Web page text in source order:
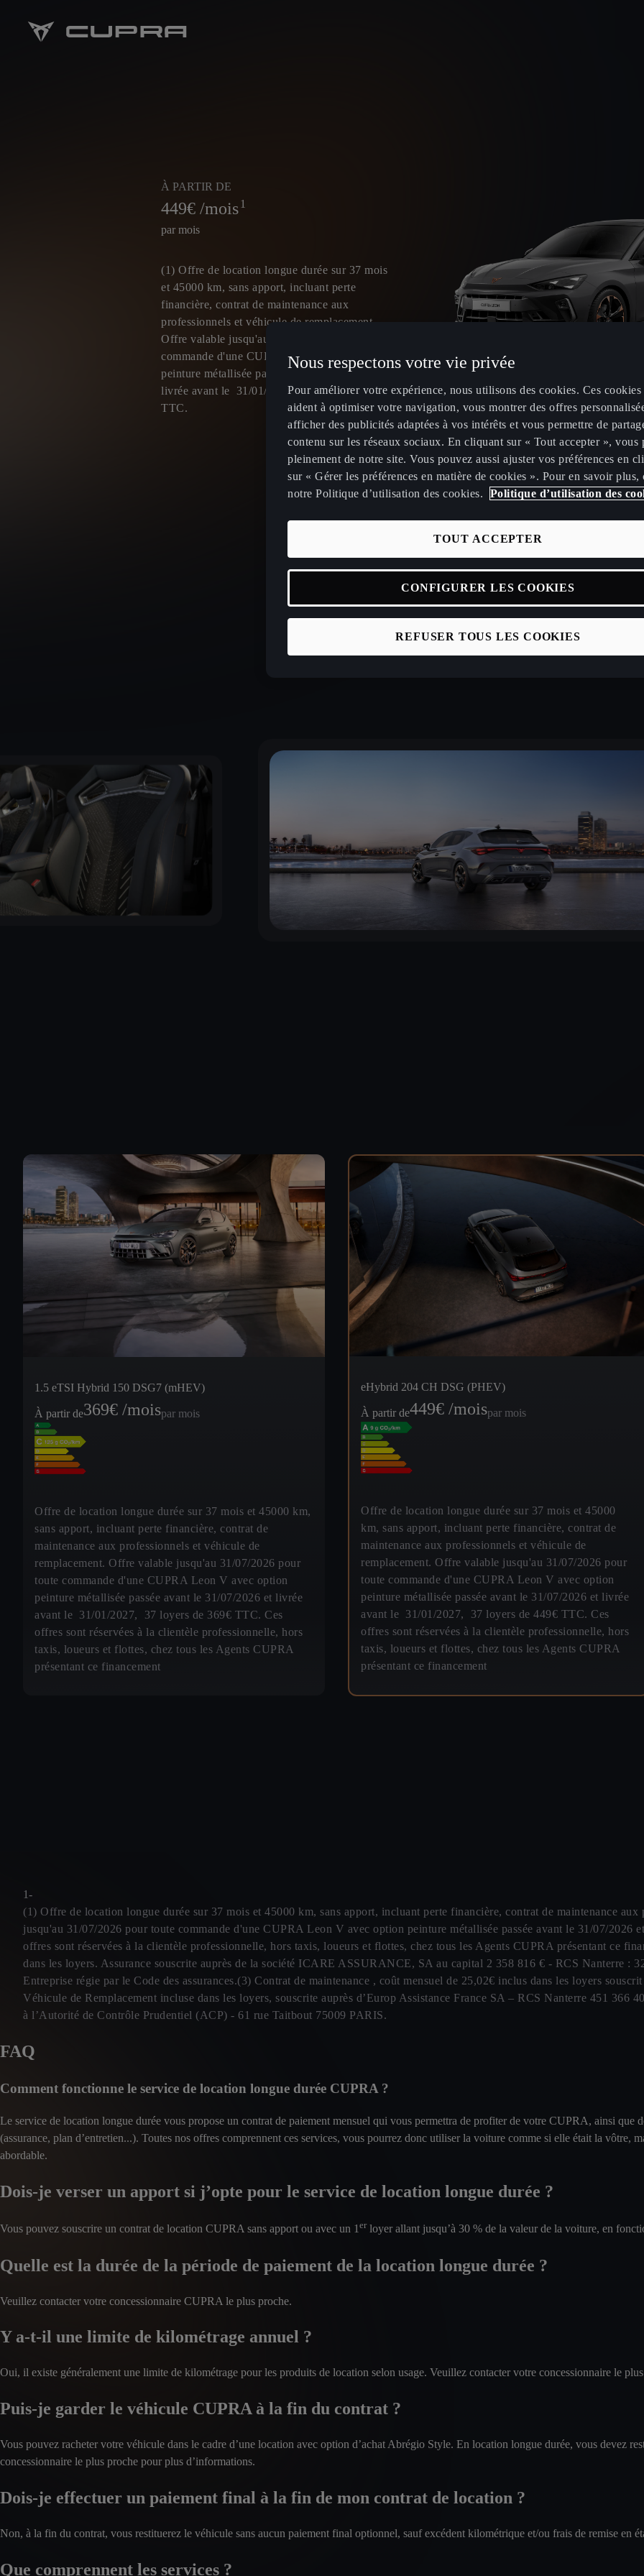
À PARTIR DE
449€ /mois1
par mois
(1) Offre de location longue durée sur 37 mois
et 45000 km, sans apport, incluant perte
financière, contrat de maintenance aux
professionnels et véhicule de remplacement.
Offre valable jusqu'au 31/07/2026 pour toute
commande d'une CUPRA Leon V avec option
peinture métallisée passée avant le 31/07/2026 et
livrée avant le 31/01/2027, 37 loyers de 449€
TTC.
Puissance
204
Temps de charge 10-80 %
WLTP CO2
1.5 eTSI Hybrid 150 DSG7 (mHEV)
À partir de369€ /moispar mois
Offre de location longue durée sur 37 mois et 45000 km,
sans apport, incluant perte financière, contrat de
maintenance aux professionnels et véhicule de
remplacement. Offre valable jusqu'au 31/07/2026 pour
toute commande d'une CUPRA Leon V avec option
peinture métallisée passée avant le 31/07/2026 et livrée
avant le 31/01/2027, 37 loyers de 369€ TTC. Ces
offres sont réservées à la clientèle professionnelle, hors
taxis, loueurs et flottes, chez tous les Agents CUPRA
présentant ce financement
eHybrid 204 CH DSG (PHEV)
À partir de449€ /moispar mois
Offre de location longue durée sur 37 mois et 45000
km, sans apport, incluant perte financière, contrat de
maintenance aux professionnels et véhicule de
remplacement. Offre valable jusqu'au 31/07/2026 pour
toute commande d'une CUPRA Leon V avec option
peinture métallisée passée avant le 31/07/2026 et livrée
avant le 31/01/2027, 37 loyers de 449€ TTC. Ces
offres sont réservées à la clientèle professionnelle, hors
taxis, loueurs et flottes, chez tous les Agents CUPRA
présentant ce financement
1-
(1) Offre de location longue durée sur 37 mois et 45000 km, sans apport, incluant perte financière, contrat de maintenance
jusqu'au 31/07/2026 pour toute commande d'une CUPRA Leon V avec option peinture métallisée passée avant le 31/07/
offres sont réservées à la clientèle professionnelle, hors taxis, loueurs et flottes, chez tous les Agents CUPRA présentant ce
dans les loyers. Assurance souscrite auprès de la société ICARE ASSURANCE, SA au capital 2 358 816 € - RCS Nanterre :
Entreprise régie par le Code des assurances.(3) Contrat de maintenance , coût mensuel de 25,02€ inclus dans les loyers
Véhicule de Remplacement incluse dans les loyers, souscrite auprès d’Europ Assistance France SA – RCS Nanterre 451 366
à l’Autorité de Contrôle Prudentiel (ACP) - 61 rue Taitbout 75009 PARIS.
FAQ
Comment fonctionne le service de location longue durée CUPRA ?
Le service de location longue durée vous propose un contrat de paiement mensuel qui vous permettra de profiter de votre CUPRA, ainsi que
(assurance, plan d’entretien...). Toutes nos offres comprennent ces services, vous pourrez donc utiliser la voiture comme si elle était la vôtre,
abordable.
Dois-je verser un apport si j’opte pour le service de location longue durée ?
Vous pouvez souscrire un contrat de location CUPRA sans apport ou avec un 1er loyer allant jusqu’à 30 % de la valeur de la voiture, en
Quelle est la durée de la période de paiement de la location longue durée ?
Veuillez contacter votre concessionnaire CUPRA le plus proche.
Y a-t-il une limite de kilométrage annuel ?
Oui, il existe généralement une limite de kilométrage pour les produits de location selon usage. Veuillez contacter votre concessionnaire le
Puis-je garder le véhicule CUPRA à la fin du contrat ?
Vous pouvez racheter votre véhicule dans le cadre d’une location avec option d’achat Abrégio Style. En location longue durée, vous devez
concessionnaire le plus proche pour plus d’informations.
Dois-je effectuer un paiement final à la fin de mon contrat de location ?
Non, à la fin du contrat, vous restituerez le véhicule sans aucun paiement final optionnel, sauf excédent kilométrique et/ou frais de remise en
Que comprennent les services ?
Nous respectons votre vie privée
Pour améliorer votre expérience, nous utilisons des cookies. Ces cookies
aident à optimiser votre navigation, vous montrer des offres
afficher des publicités adaptées à vos intérêts et vous permettre de
contenu sur les réseaux sociaux. En cliquant sur « Tout accepter », vous
pleinement de notre site. Vous pouvez aussi ajuster vos préférences en
sur « Gérer les préférences en matière de cookies ». Pour en savoir plus,
notre Politique d’utilisation des cookies.
Politique d’utilisation des
REFUSER TOUS LES COOKIES
TOUT ACCEPTER
CONFIGURER LES COOKIES